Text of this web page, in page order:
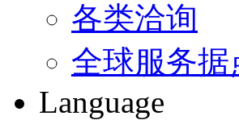
各类洽询
全球服务据
Language